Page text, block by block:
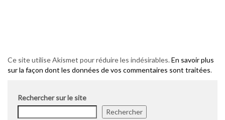
Ce site utilise Akismet pour réduire les indésirables.En savoir plus
sur la façon dont les données de vos commentaires sont traitées.
Rechercher sur le site
Rechercher